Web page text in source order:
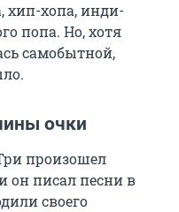
хип-хопа, инди-
попа. Но, хотя
самобытной,
очки
произошел
он писал песни в
своего